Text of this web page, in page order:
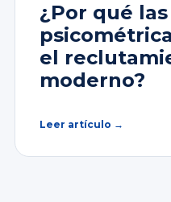
¿Por qué
el
moderno?
Leer artículo →